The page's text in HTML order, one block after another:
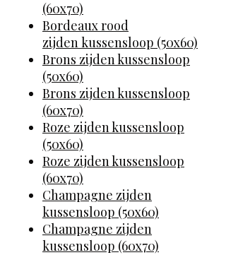
(60x70)
Bordeaux rood
zijden kussensloop (50x60)
Brons zijden kussensloop
(50x60)
Brons zijden kussensloop
(60x70)
Roze zijden kussensloop
(50x60)
Roze zijden kussensloop
(60x70)
Champagne zijden
kussensloop (50x60)
Champagne zijden
kussensloop (60x70)